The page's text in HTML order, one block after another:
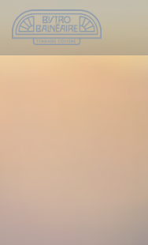
Πίνακας διαχείρισης